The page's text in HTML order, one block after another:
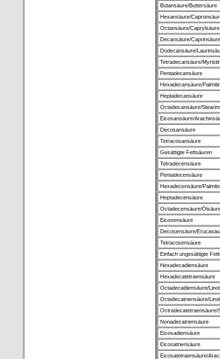
Butansäure/Buttersäure
Hexansäure/
Octansäure/Caprylsäure
Decansäure/Caprinsäure
Dodecansäure/
Tetradecansäure/
Pentadecansäure
Hexadecansäure/
Heptadecansäure
Octadecansäure/
Eicosansäure/
Decosansäure
Tetracosansäure
Gesättigte Fettsäuren
Tetradecensäure
Pentadecensäure
Hexadecensäure/
Heptadecensäure
Octadecensäure/
Eicosensäure
Decosensäure/
Tetracosensäure
Einfach ungesättigte
Hexadecadiensäure
Hexadecatetraensäure
Octadecadiensäure/
Octadecatriensäure/
Octradecatetraensäure/
Nonadecatriensäure
Eicosadiensäure
Eicosatriensäure
Eicosatetraensäure/